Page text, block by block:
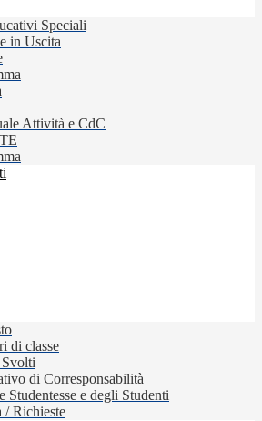
Speciali
in Uscita
Attività e CdC
di classe
di Corresponsabilità
Studentesse e degli Studenti
/ Richieste